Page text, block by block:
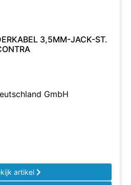
3,5MM-JACK-ST.
GmbH
artikel